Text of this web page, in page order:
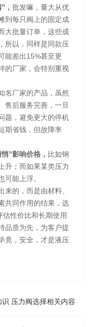
， 批发嘛，量大从优
到每只阀上的固定成
大批量订单，这些成
所以，同样是同款压
能差出15%甚至更
的厂家，会特别重视
名厂家的产品，虽然
售后服务完善，一旦
题，避免更大的停机
期省钱，但故障率
”影响价格， 比如钢
升；而如果某类压力
可能上浮。
来的，而是由材料、
共同作用的结果，选
估性价比和长期使用
品质为先，为客户提
，安全，才是液压
识 压力阀选择相关内容